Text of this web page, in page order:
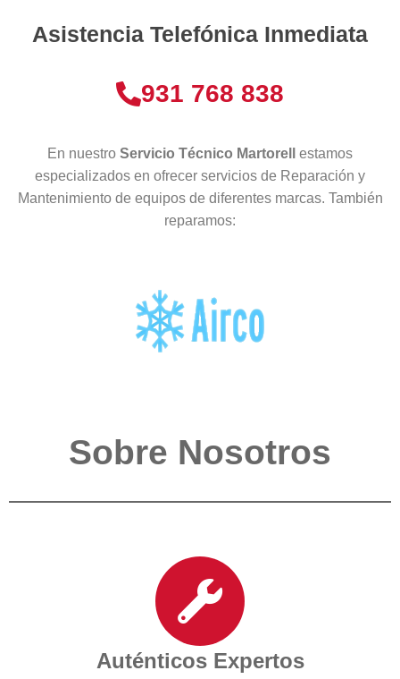
Asistencia Telefónica Inmediata
931 768 838
En nuestro Servicio Técnico Martorell estamos
especializados en ofrecer servicios de Reparación y
Mantenimiento de equipos de diferentes marcas. También
reparamos:
Sobre Nosotros
Auténticos Expertos